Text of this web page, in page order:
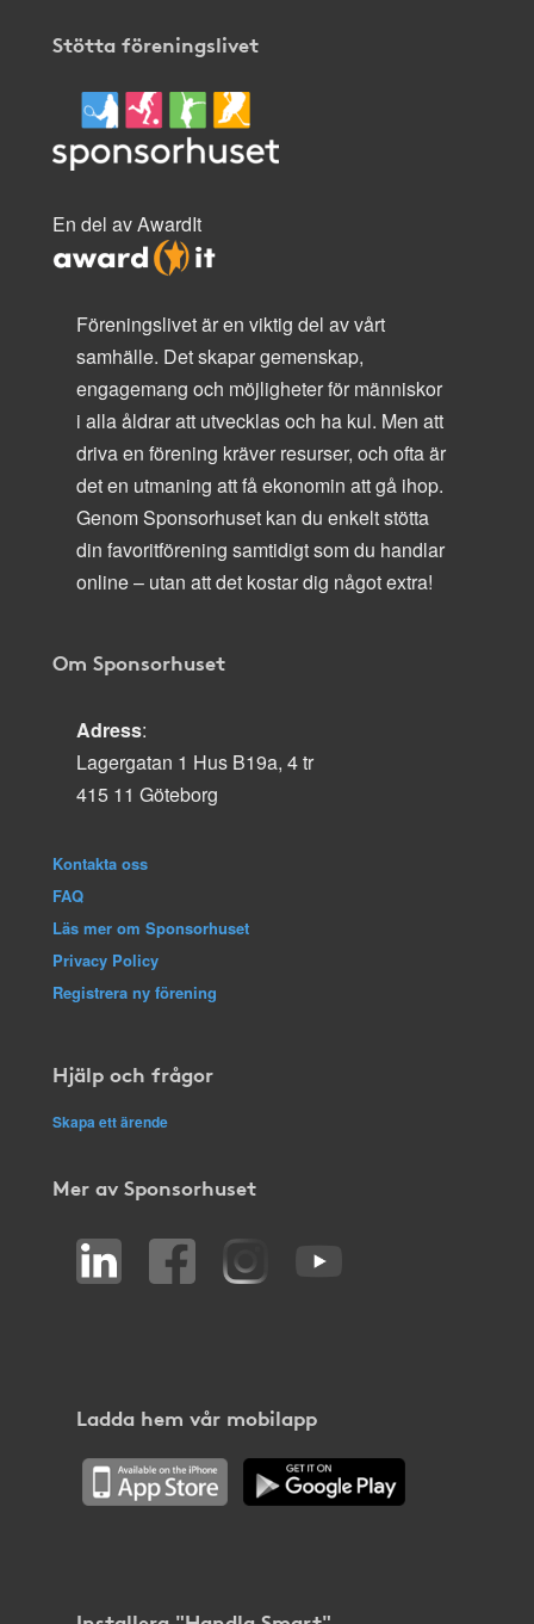
Stötta föreningslivet
En del av AwardIt
Föreningslivet är en viktig del av vårt
samhälle. Det skapar gemenskap,
engagemang och möjligheter för människor
i alla åldrar att utvecklas och ha kul. Men att
driva en förening kräver resurser, och ofta är
det en utmaning att få ekonomin att gå ihop.
Genom Sponsorhuset kan du enkelt stötta
din favoritförening samtidigt som du handlar
online – utan att det kostar dig något extra!
Om Sponsorhuset
Adress:
Lagergatan 1 Hus B19a, 4 tr
415 11 Göteborg
Kontakta oss
FAQ
Läs mer om Sponsorhuset
Privacy Policy
Registrera ny förening
Hjälp och frågor
Skapa ett ärende
Mer av Sponsorhuset
Ladda hem vår mobilapp